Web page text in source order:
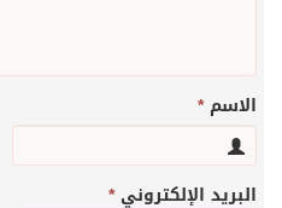
الاسم*
البريد الإلكتروني*